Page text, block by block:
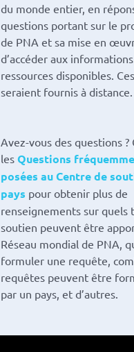
du monde entier, en
questions portant sur le
de PNA et sa mise en
d’accéder aux
ressources disponibles.
seraient fournis à distance.
Avez-vous des questions ?
les Questions
posées au Centre de
pays pour obtenir plus de
renseignements sur quels
soutien peuvent être
Réseau mondial de PNA,
formuler une requête,
requêtes peuvent être
par un pays, et d’autres.